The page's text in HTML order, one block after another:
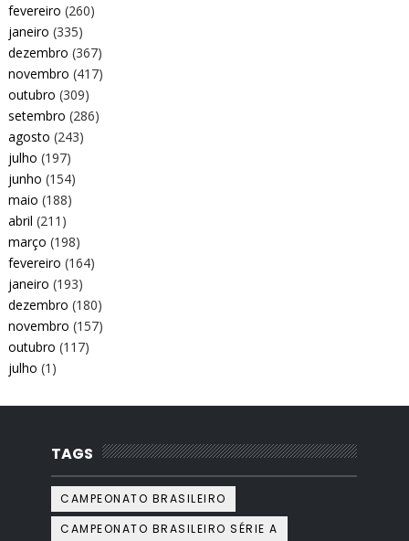
fevereiro (260)
janeiro (335)
dezembro (367)
novembro (417)
outubro (309)
setembro (286)
agosto (243)
julho (197)
junho (154)
maio (188)
abril (211)
março (198)
fevereiro (164)
janeiro (193)
dezembro (180)
novembro (157)
outubro (117)
julho (1)
TAGS
CAMPEONATO BRASILEIRO
CAMPEONATO BRASILEIRO SÉRIE A